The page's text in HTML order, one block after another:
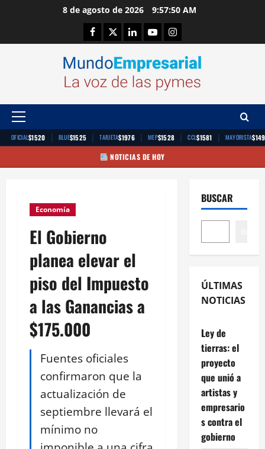
8 de agosto de 2026 9:57:51 AM
Facebook
TwitterLinkedinYoutubeInstagram
Menú
principal
OFICIAL$1520 | BLUE$1525 | TARJETA$1976 | MEP$1528 | CCL$1581 | MAYORISTA
NOTICIAS DE HOY
Economía
El Gobierno
planea elevar el
piso del Impuesto
a las Ganancias a
$175.000
Fuentes oficiales
confirmaron que la
actualización de
septiembre llevará el
mínimo no
BUSCAR
ÚLTIMAS
NOTICIAS
Ley de
tierras: el
proyecto
que unió a
artistas y
empresario
s contra el
gobierno